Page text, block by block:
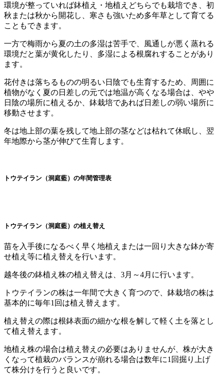
環境が整っていれば鉢植え・地植えどちらでも栽培でき、初
秋または秋から開花し、寒さも強いため多年草として育てる
こともできます。
一方で梅雨から夏の土の多湿は苦手で、風通しが悪く蒸れる
環境だと葉が黄化したり、多湿による根腐れすることがあり
ます。
花付きは落ちるものの明るい日陰でも生育するため、周囲に
植物がなく夏の日差しの元では地温が高くなる場合は、やや
日陰の場所に植えるか、鉢栽培であれば日差しの弱い場所に
移動させます。
冬は地上部の葉を残して地上部の茎などは枯れて休眠し、翌
年地際から茎が伸びて生育します。
トウテイラン（洞庭藍）の年間管理表
トウテイラン（洞庭藍）の植え替え
苗を入手後になるべく早く地植えまたは一回り大きな鉢か寄
せ植え等に植え替えを行います。
越冬後の鉢植え株の植え替えは、3月～4月に行います。
トウテイランの株は一年間で大きく育つので、鉢栽培の株は
基本的に毎年1回は植え替えます。
植え替えの際は根鉢表面の細かな根を解して軽く土を落とし
て植え替えます。
地植え株の場合は植え替えの必要はありませんが、株が大き
くなって植栽のバランスが崩れる場合は数年に1回掘り上げ
て株分けを行うと良いです。